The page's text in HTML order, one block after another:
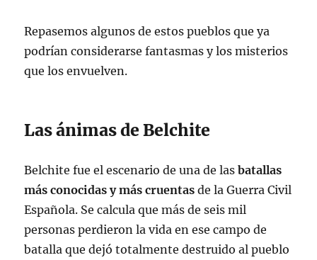
Repasemos algunos de estos pueblos que ya
podrían considerarse fantasmas y los misterios
que los envuelven.
Las ánimas de Belchite
Belchite fue el escenario de una de las batallas
más conocidas y más cruentas de la Guerra Civil
Española. Se calcula que más de seis mil
personas perdieron la vida en ese campo de
batalla que dejó totalmente destruido al pueblo